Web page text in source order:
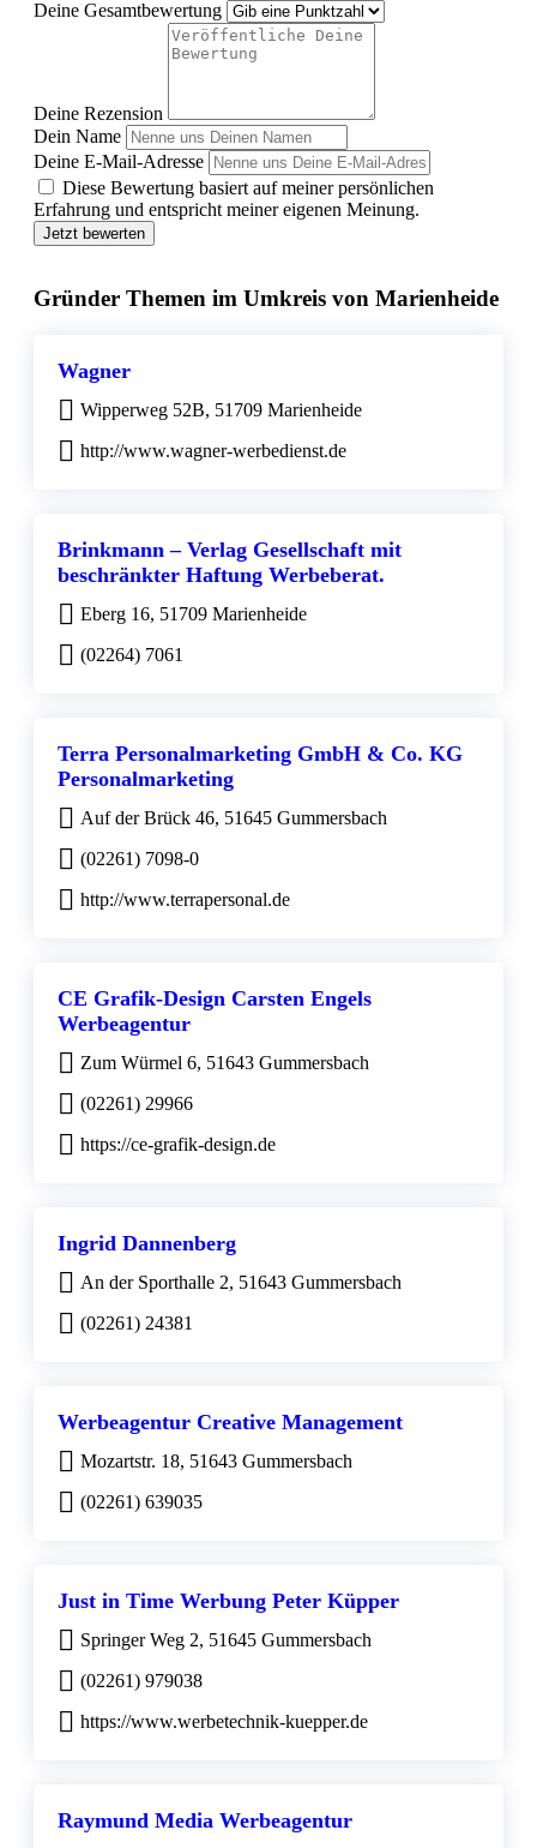
Deine Gesamtbewertung
Deine Rezension
Dein Name
Deine E-Mail-Adresse
Diese Bewertung basiert auf meiner persönlichen
Erfahrung und entspricht meiner eigenen Meinung.
Jetzt bewerten
Gründer Themen im Umkreis von Marienheide
Wagner
Wipperweg 52B, 51709 Marienheide
http://www.wagner-werbedienst.de
Brinkmann – Verlag Gesellschaft mit
beschränkter Haftung Werbeberat.
Eberg 16, 51709 Marienheide
(02264) 7061
Terra Personalmarketing GmbH & Co. KG
Personalmarketing
Auf der Brück 46, 51645 Gummersbach
(02261) 7098-0
http://www.terrapersonal.de
CE Grafik-Design Carsten Engels
Werbeagentur
Zum Würmel 6, 51643 Gummersbach
(02261) 29966
https://ce-grafik-design.de
Ingrid Dannenberg
An der Sporthalle 2, 51643 Gummersbach
(02261) 24381
Werbeagentur Creative Management
Mozartstr. 18, 51643 Gummersbach
(02261) 639035
Just in Time Werbung Peter Küpper
Springer Weg 2, 51645 Gummersbach
(02261) 979038
https://www.werbetechnik-kuepper.de
Raymund Media Werbeagentur